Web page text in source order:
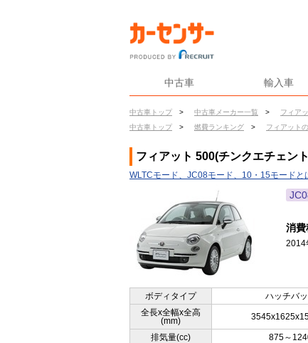
中古車 輸入車
中古車トップ > 中古車メーカー一覧 > フィア
中古車トップ
> 燃費ランキング > フィアット
フィアット 500(チンクエチェン
WLTCモード、JC08モード、10・15モードと
消費
2014
ボディタイプ ハッチバ
全長x全幅x全高
(mm)
排気量(cc) 875～